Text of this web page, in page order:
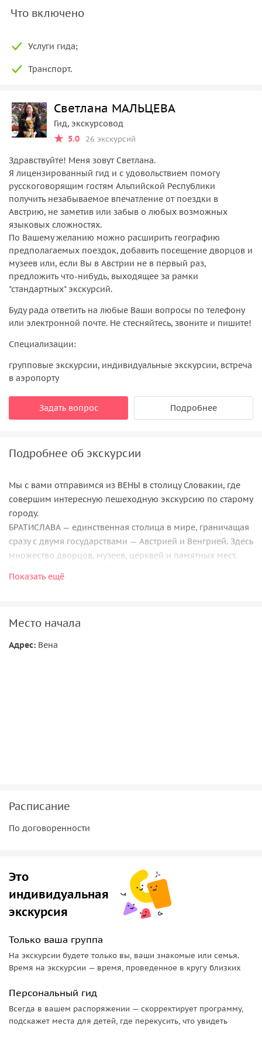
Что включено
Услуги гида;
Транспорт.
Светлана МАЛЬЦЕВА
Гид, экскурсовод
5.0
26 экскурсий
Здравствуйте! Меня зовут Светлана.
Я лицензированный гид и с удовольствием помогу
русскоговорящим гостям Альпийской Республики
получить незабываемое впечатление от поездки в
Австрию, не заметив или забыв о любых возможных
языковых сложностях.
По Вашему желанию можно расширить географию
предполагаемых поездок, добавить посещение дворцов и
музеев или, если Вы в Австрии не в первый раз,
предложить что-нибудь, выходящее за рамки
"стандартных" экскурсий.
Буду рада ответить на любые Ваши вопросы по телефону
или электронной почте. Не стесняйтесь, звоните и пишите!
Специализации:
групповые экскурсии, индивидуальные экскурсии, встреча
в аэропорту
Задать вопрос Подробнее
Подробнее об экскурсии
Мы с вами отправимся из ВЕНЫ в столицу Словакии, где
совершим интересную пешеходную экскурсию по старому
городу.
БРАТИСЛАВА — единственная столица в мире, граничащая
сразу с двумя государствами — Австрией и Венгрией. Здесь
множество дворцов, музеев, церквей и памятных мест.
приятные воспоминания.
Показать ещё
Место начала
Адрес: Вена
Расписание
По договоренности
Это
индивидуальная
экскурсия
Только ваша группа
На экскурсии будете только вы, ваши знакомые или семья.
Время на экскурсии — время, проведенное в кругу близких
Персональный гид
Всегда в вашем распоряжении — скорректирует программу,
подскажет места для детей, где перекусить, что увидеть